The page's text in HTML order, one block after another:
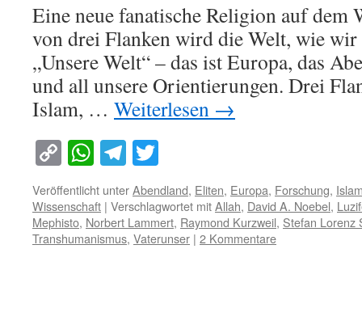
Eine neue fanatische Religion auf dem
von drei Flanken wird die Welt, wie wir
„Unsere Welt“ – das ist Europa, das
und all unsere Orientierungen. Drei
Islam, … Weiterlesen →
Copy
Link
WhatsApp
Telegram
Veröffentlicht unterAbendland, Eliten, Europa, Forschung,
Wissenschaft | Verschlagwortet mitAllah, David A. Noebel,
Mephisto, Norbert Lammert, Raymond Kurzweil, Stefan Lorenz
Transhumanismus, Vaterunser | 2 Kommentare